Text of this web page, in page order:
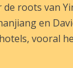
roots van
en
vooral